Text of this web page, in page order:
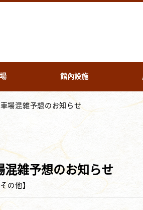
館內設施
場混雑予想のお知らせ
混雑予想のお知らせ
その他】